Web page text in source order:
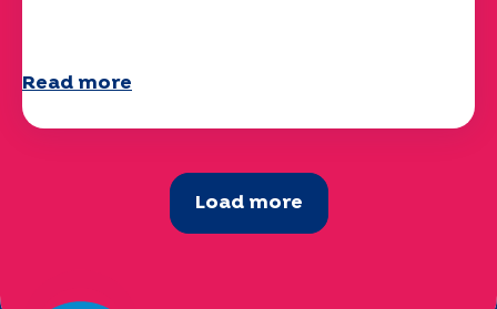
Read more
Load more